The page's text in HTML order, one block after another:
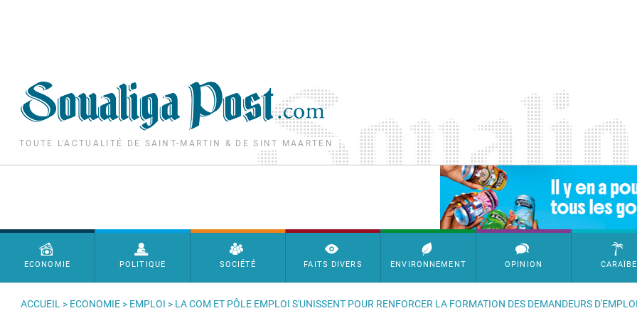
TOUTE L'ACTUALITÉ DE SAINT-MARTIN & DE SINT MAARTEN
SimpleAds Block Bannière
Menu principal
ECONOMIE POLITIQUE SOCIÉTÉ FAITS DIVERS ENVIRONNEMENT OPINION CARAÏBE
ACCUEIL > ECONOMIE > EMPLOI > LA COM ET PÔLE EMPLOI S'UNISSENT POUR RENFORCER LA FORMATION DES DEMANDEURS D'EMPLOI